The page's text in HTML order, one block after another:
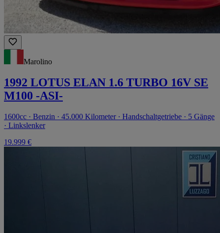
Marolino
1992 LOTUS ELAN 1.6 TURBO 16V SE
M100 -ASI-
1600cc · Benzin · 45.000 Kilometer · Handschaltgetriebe · 5 Gänge
· Linkslenker
19.999 €